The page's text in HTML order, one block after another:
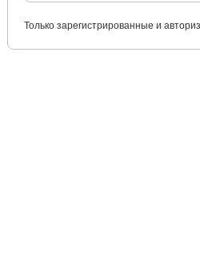
Только зарегистрированные и